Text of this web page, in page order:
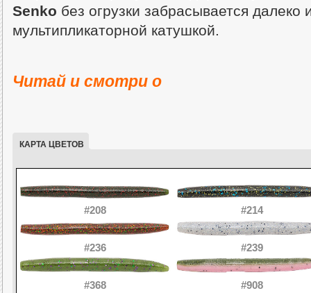
Senko без огрузки забрасывается
мультипликаторной катушкой.
Читай и смотри о
КАРТА ЦВЕТОВ
#208 #214
#236 #239
#368 #908